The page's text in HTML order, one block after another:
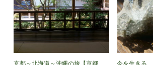
京都～北海道～沖縄の旅【京都
今を生きる